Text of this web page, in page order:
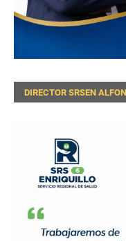
DIRECTOR SRSEN